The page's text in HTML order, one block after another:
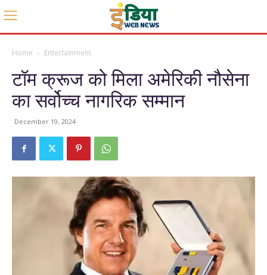
Home Entertainment
टॉम क्रूज को मिला अमेरिकी नौसेना
का सर्वोच्च नागरिक सम्मान
December 19, 2024